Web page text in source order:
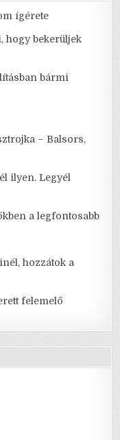
ígérete
hogy bekerüljek
bármi
– Balsors,
ilyen. Legyél
a legfontosabb
hozzátok a
felemelő